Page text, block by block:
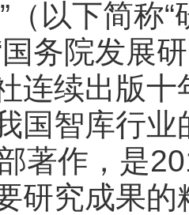
（以下简称
务院发展
连续出版
国智库行
著作，是
研究成果